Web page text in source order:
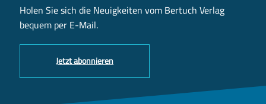
Holen Sie sich die Neuigkeiten vom Bertuch Verlag
bequem per E-Mail.
Jetzt abonnieren